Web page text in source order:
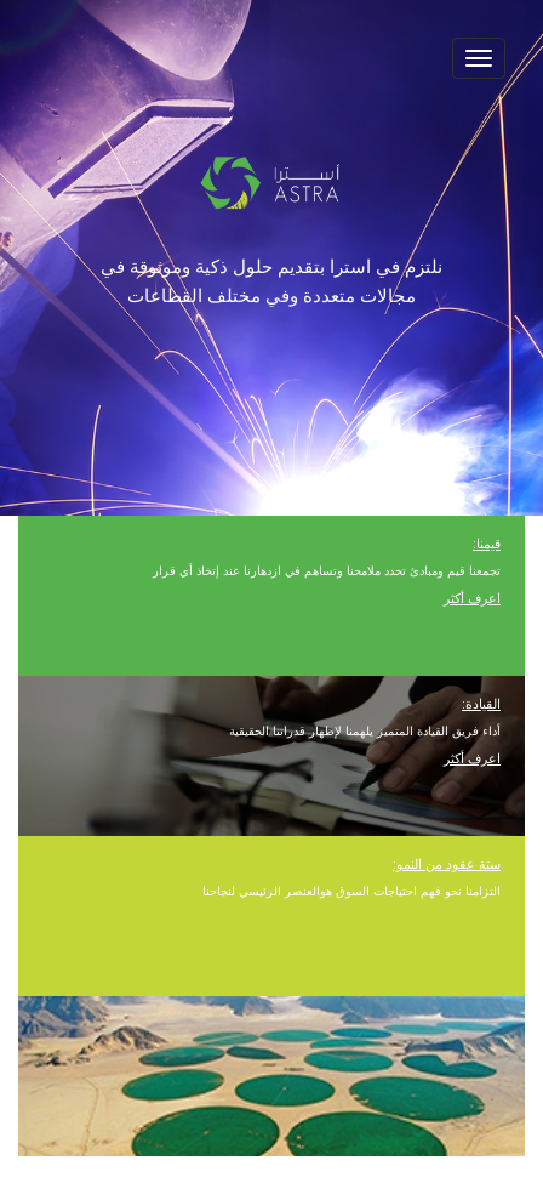
Toggle
navigation
نلتزم في استرا بتقديمحلول ذكية وموثوقة في
مجالات متعددة وفي مختلف القطاعات
قيمنا:
تجمعنا قيم ومبادئ تحدد ملامحنا وتساهم في ازدهارنا عند إتخاذ أي قرار
اعرف أكثر
القيادة:
أداء فريق القيادة المتميز يلهمنا لإظهار قدراتنا الحقيقية
اعرف أكثر
ستة عقود من النمو:
التزامنا نحو فهم احتياجات السوق هوالعنصر الرئيسي لنجاحنا